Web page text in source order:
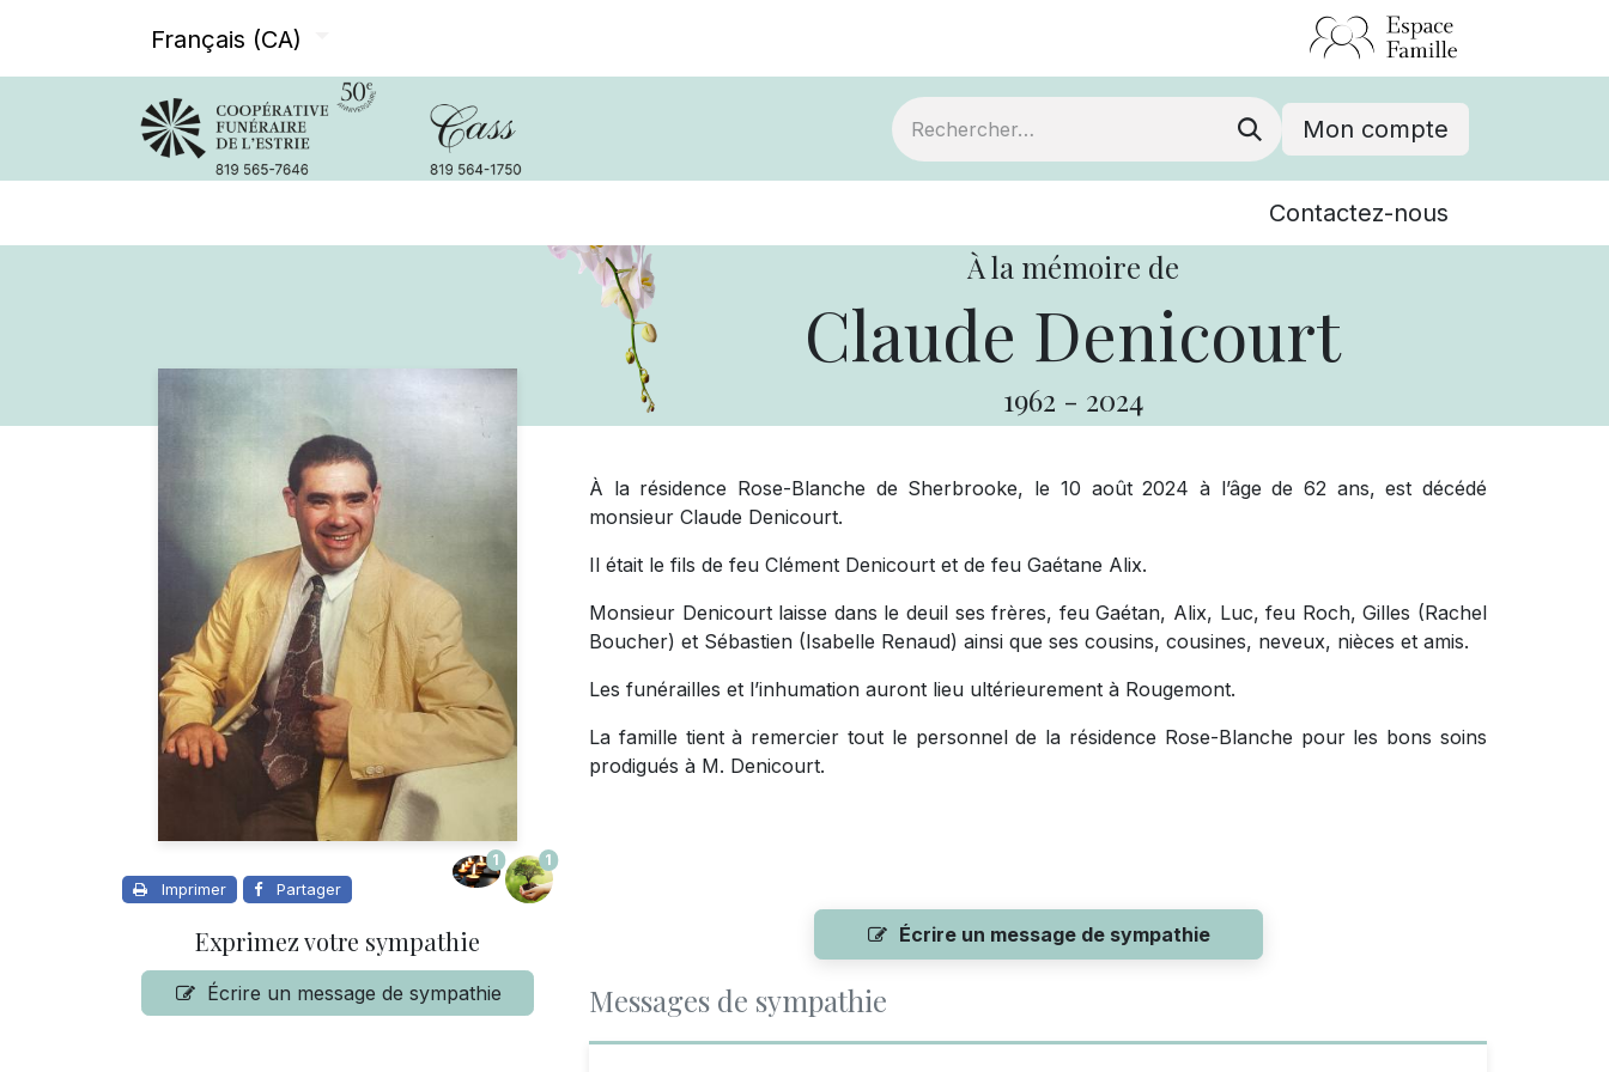
Français (CA)
Mon compte
Événements
Contactez-nous
À la mémoire de
Claude Denicourt
1962 - 2024
Imprimer Partager
1 1
Exprimez votre sympathie
Écrire un message de sympathie
À la résidence Rose-Blanche de Sherbrooke, le 10 août 2024 à l’âge de 62 ans, est décédé
monsieur Claude Denicourt.
Il était le fils de feu Clément Denicourt et de feu Gaétane Alix.
Monsieur Denicourt laisse dans le deuil ses frères, feu Gaétan, Alix, Luc, feu Roch, Gilles (Rachel
Boucher) et Sébastien (Isabelle Renaud) ainsi que ses cousins, cousines, neveux, nièces et amis.
Les funérailles et l’inhumation auront lieu ultérieurement à Rougemont.
La famille tient à remercier tout le personnel de la résidence Rose-Blanche pour les bons soins
prodigués à M. Denicourt.
Écrire un message de sympathie
Messages de sympathie